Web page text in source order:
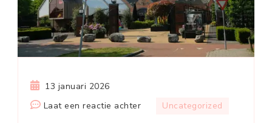
13 januari 2026
Laat een reactie achterop
Uncategorized